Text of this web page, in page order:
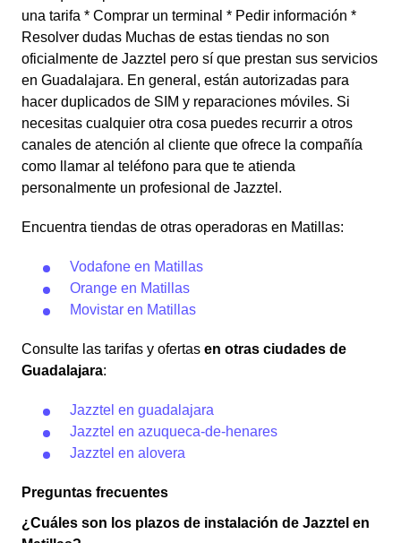
una tarifa * Comprar un terminal * Pedir información *
Resolver dudas Muchas de estas tiendas no son
oficialmente de Jazztel pero sí que prestan sus servicios
en Guadalajara. En general, están autorizadas para
hacer duplicados de SIM y reparaciones móviles. Si
necesitas cualquier otra cosa puedes recurrir a otros
canales de atención al cliente que ofrece la compañía
como llamar al teléfono para que te atienda
personalmente un profesional de Jazztel.
Encuentra tiendas de otras operadoras en Matillas:
Vodafone en Matillas
Orange en Matillas
Movistar en Matillas
Consulte las tarifas y ofertas en otras ciudades de
Guadalajara:
Jazztel en guadalajara
Jazztel en azuqueca-de-henares
Jazztel en alovera
Preguntas frecuentes
¿Cuáles son los plazos de instalación de Jazztel en